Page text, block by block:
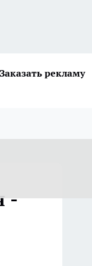
Заказать рекламу
-